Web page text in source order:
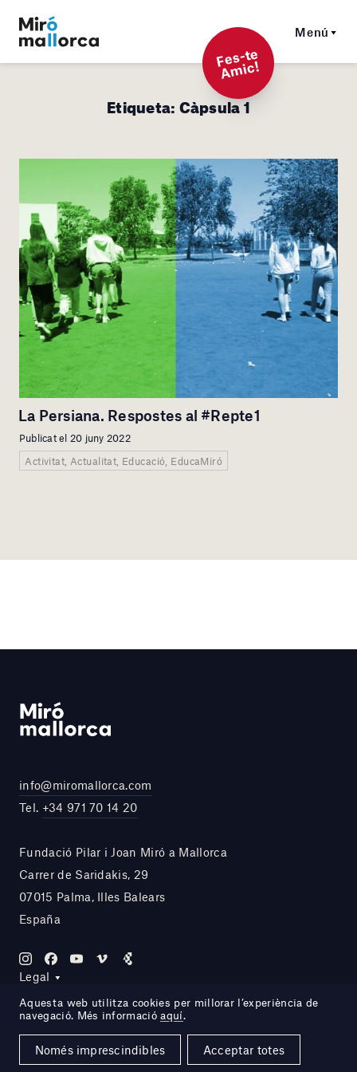
Menú
F
es-t
e
A
mi
c!
Etiqueta:Càpsula 1
La Persiana. Respostes al #Repte1
Publicat el 20 juny 2022
Activitat, Actualitat, Educació, EducaMiró
info@miromallorca.com
Tel. +34 971 70 14 20
Fundació Pilar i Joan Miró a Mallorca
Carrer de Saridakis, 29
07015 Palma, Illes Balears
España
Legal
Site by DOMO—A
Aquesta web utilitza cookies per millorar l’experiència de
navegació. Més informacióaquí.
Només imprescindibles Acceptar totes